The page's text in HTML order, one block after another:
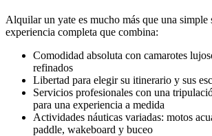
Alquilar un yate es mucho más que una simple
experiencia completa que combina:
Comodidad absoluta con camarotes
refinados
Libertad para elegir su itinerario y sus
Servicios profesionales con una
para una experiencia a medida
Actividades náuticas variadas: motos
paddle, wakeboard y buceo